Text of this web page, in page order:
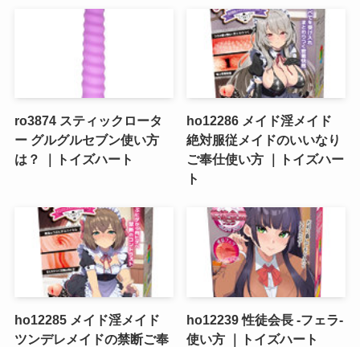
ro3874 スティックロータ
ー グルグルセブン使い方
は？ ｜トイズハート
ho12286 メイド淫メイド
絶対服従メイドのいいなり
ご奉仕使い方 ｜トイズハー
ト
ho12285 メイド淫メイド
ツンデレメイドの禁断ご奉
ho12239 性徒会長 -フェラ-
使い方 ｜トイズハート